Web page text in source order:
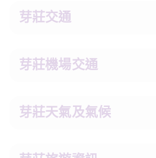
芽莊交通
芽莊機場交通
芽莊天氣及氣候